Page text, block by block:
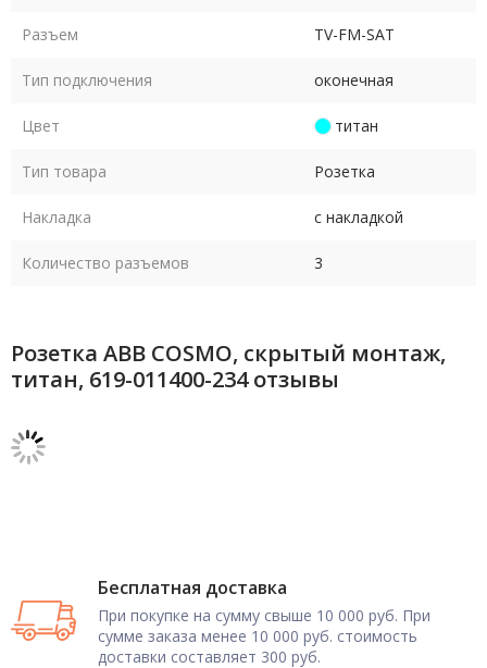
Разъем TV-FM-SAT
Тип подключения оконечная
Цвет титан
Тип товара Розетка
Накладка с накладкой
Количество разъемов 3
Розетка ABB COSMO, скрытый монтаж,
титан, 619-011400-234 отзывы
Бесплатная доставка
При покупке на сумму свыше 10 000 руб. При
сумме заказа менее 10 000 руб. стоимость
доставки составляет 300 руб.